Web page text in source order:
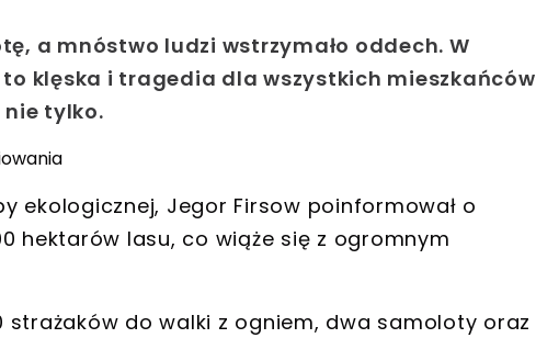
a mnóstwo ludzi wstrzymało oddech. W
klęska i tragedia dla wszystkich mieszkańców
nie tylko.
ekologicznej, Jegor Firsow poinformował o
hektarów lasu, co wiąże się z ogromnym
strażaków do walki z ogniem, dwa samoloty oraz